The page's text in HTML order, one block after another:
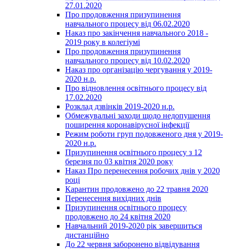
27.01.2020
Про продовження призупинення
навчального процесу від 06.02.2020
Наказ про закінчення навчального 2018 -
2019 року в колегіумі
Про продовження призупинення
навчального процесу від 10.02.2020
Наказ про організацію чергування у 2019-
2020 н.р.
Про відновлення освітнього процесу від
17.02.2020
Розклад дзвінків 2019-2020 н.р.
Обмежувальні заходи щодо недопушення
поширення коронавірусної інфекції
Режим роботи груп подовженого дня у 2019-
2020 н.р.
Призупинення освітнього процесу з 12
березня по 03 квітня 2020 року
Наказ Про перенесення робочих днів у 2020
році
Карантин продовжено до 22 травня 2020
Перенесення вихідних днів
Призупинення освітнього процесу
продовжено до 24 квітня 2020
Навчальний 2019-2020 рік завершиться
дистанційно
До 22 червня заборонено відвідування